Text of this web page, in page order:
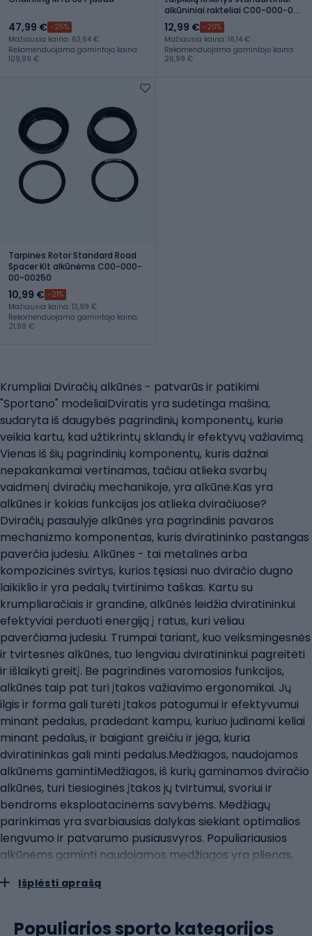
47,99 € -25%
Mažiausia kaina: 63,64 €
Rekomenduojama gamintojo kaina:
109,99 €
alkūniniai rakteliai C00-000-00-
00270
12,99 € -20%
Mažiausia kaina: 16,14 €
Rekomenduojama gamintojo kaina:
26,99 €
Tarpinės Rotor Standard Road
Spacer Kit alkūnėms C00-000-
00-00250
10,99 € -21%
Mažiausia kaina: 13,99 €
Rekomenduojama gamintojo kaina:
21,99 €
Krumpliai Dviračių alkūnės - patvarūs ir patikimi
"Sportano" modeliaiDviratis yra sudėtinga mašina,
sudaryta iš daugybės pagrindinių komponentų, kurie
veikia kartu, kad užtikrintų sklandų ir efektyvų važiavimą.
Vienas iš šių pagrindinių komponentų, kuris dažnai
nepakankamai vertinamas, tačiau atlieka svarbų
vaidmenį dviračių mechanikoje, yra alkūnė.Kas yra
alkūnės ir kokias funkcijas jos atlieka dviračiuose?
Dviračių pasaulyje alkūnės yra pagrindinis pavaros
mechanizmo komponentas, kuris dviratininko pastangas
paverčia judesiu. Alkūnės - tai metalinės arba
kompozicinės svirtys, kurios tęsiasi nuo dviračio dugno
laikiklio ir yra pedalų tvirtinimo taškas. Kartu su
krumpliaračiais ir grandine, alkūnės leidžia dviratininkui
efektyviai perduoti energiją į ratus, kuri vėliau
paverčiama judesiu. Trumpai tariant, kuo veiksmingesnės
ir tvirtesnės alkūnės, tuo lengviau dviratininkui pagreitėti
ir išlaikyti greitį. Be pagrindinės varomosios funkcijos,
alkūnės taip pat turi įtakos važiavimo ergonomikai. Jų
ilgis ir forma gali turėti įtakos patogumui ir efektyvumui
minant pedalus, pradedant kampu, kuriuo judinami keliai
minant pedalus, ir baigiant greičiu ir jėga, kuria
dviratininkas gali minti pedalus.Medžiagos, naudojamos
alkūnėms gamintiMedžiagos, iš kurių gaminamos dviračio
alkūnės, turi tiesioginės įtakos jų tvirtumui, svoriui ir
bendroms eksploatacinėms savybėms. Medžiagų
parinkimas yra svarbiausias dalykas siekiant optimalios
lengvumo ir patvarumo pusiausvyros. Populiariausios
alkūnėms gaminti naudojamos medžiagos yra plienas,
medžiaga, iš kurios alkūnės gaminamos jau daugelį metų.
svoris, kuris gali turėti įtakos bendram dviračio svoriui.
Išplėsti aprašą
Populiarios sporto kategorijos